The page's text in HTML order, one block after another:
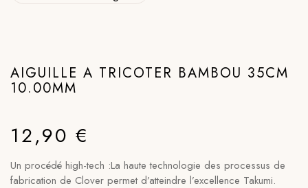
AIGUILLE A TRICOTER BAMBOU 35CM
10.00MM
12,90 €
Un procédé high-tech :La haute technologie des processus de
fabrication de Clover permet d’atteindre l’excellence Takumi.